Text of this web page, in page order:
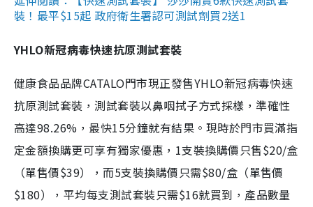
裝！最平$15起 政府衛生署認可測試劑買2送1
YHLO新冠病毒快速抗原測試套裝
健康食品品牌CATALO門市現正發售YHLO新冠病毒快速
抗原測試套裝，測試套裝以鼻咽拭子方式採樣，準確性
高達98.26%，最快15分鐘就有結果。現時於門市買滿指
定金額換購更可享有獨家優惠，1支裝換購價只售$20/盒
（單售價$39），而5支裝換購價只需$80/盒（單售價
$180），平均每支測試套裝只需$16就買到，產品數量